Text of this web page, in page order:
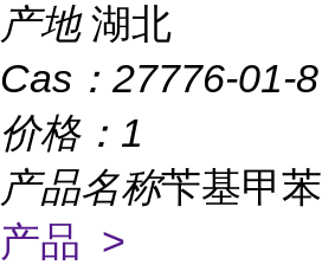
产地 湖北
Cas： 27776-01-8
价格： 1
产品名称苄基甲苯
产品 >